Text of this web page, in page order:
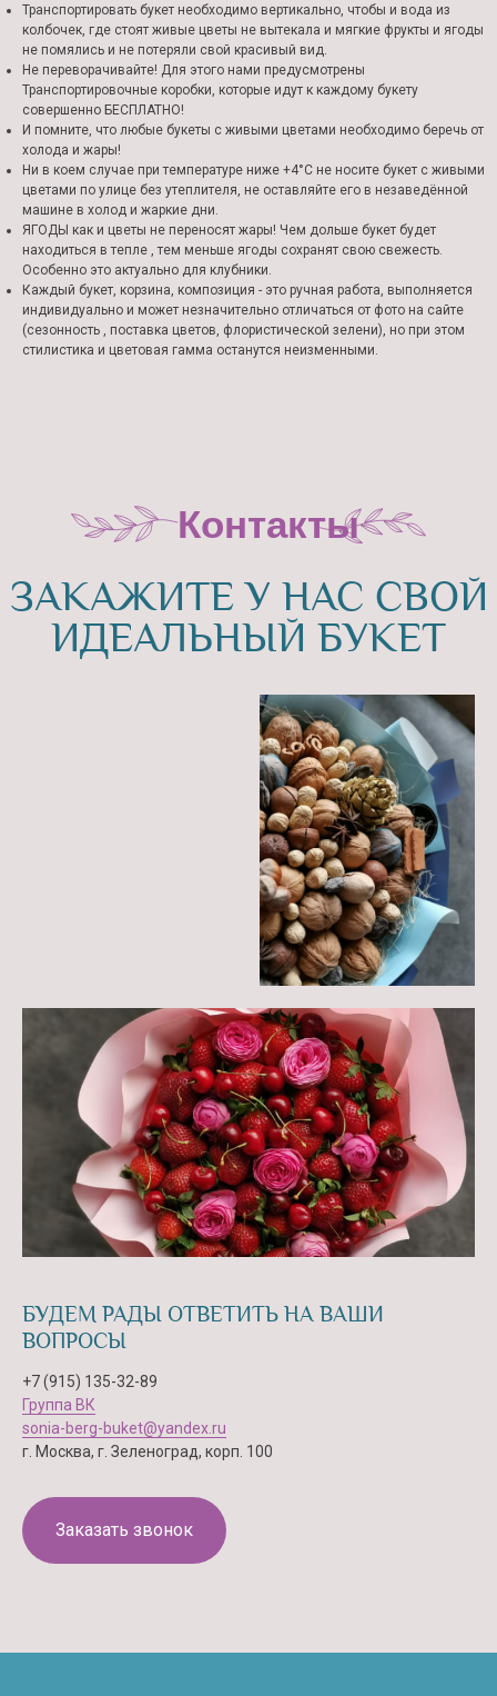
Транспортировать букет необходимо вертикально, чтобы и вода из
колбочек, где стоят живые цветы не вытекала и мягкие фрукты и ягоды
не помялись и не потеряли свой красивый вид.
Не переворачивайте! Для этого нами предусмотрены
Транспортировочные коробки, которые идут к каждому букету
совершенно БЕСПЛАТНО!
И помните, что любые букеты с живыми цветами необходимо беречь от
холода и жары!
Ни в коем случае при температуре ниже +4°С не носите букет с живыми
цветами по улице без утеплителя, не оставляйте его в незаведённой
машине в холод и жаркие дни.
ЯГОДЫ как и цветы не переносят жары! Чем дольше букет будет
находиться в тепле , тем меньше ягоды сохранят свою свежесть.
Особенно это актуально для клубники.
Каждый букет, корзина, композиция - это ручная работа, выполняется
индивидуально и может незначительно отличаться от фото на сайте
(сезонность , поставка цветов, флористической зелени), но при этом
стилистика и цветовая гамма останутся неизменными.
БУДЕМ РАДЫ ОТВЕТИТЬ НА ВАШИ
ВОПРОСЫ
+7 (915) 135-32-89
Группа ВК
sonia-berg-buket@yandex.ru
г. Москва, г. Зеленоград, корп. 100
Заказать звонок